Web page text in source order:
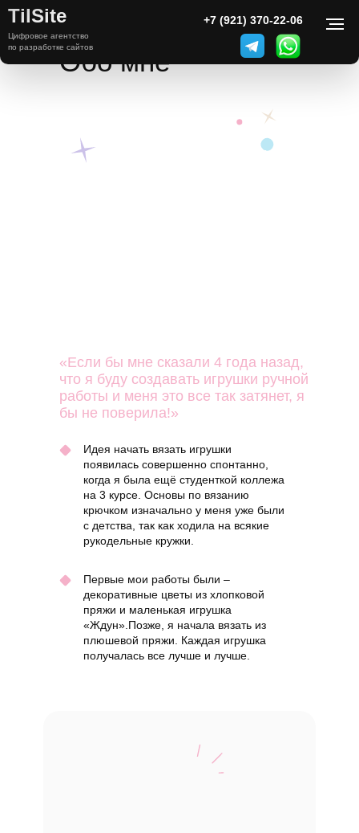
TilSite
Цифровое агентство
по разработке сайтов
+7 (921) 370-22-06
Обо мне
«Если бы мне сказали 4 года назад,
что я буду создавать игрушки ручной
работы и меня это все так затянет, я
бы не поверила!»
Идея начать вязать игрушки
появилась совершенно спонтанно,
когда я была ещё студенткой коллежа
на 3 курсе. Основы по вязанию
крючком изначально у меня уже были
с детства, так как ходила на всякие
рукодельные кружки.
Первые мои работы были –
декоративные цветы из хлопковой
пряжи и маленькая игрушка
«Ждун».Позже, я начала вязать из
плюшевой пряжи. Каждая игрушка
получалась все лучше и лучше.